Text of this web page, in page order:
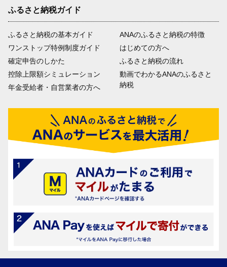
ふるさと納税ガイド
ふるさと納税の基本ガイド
ワンストップ特例制度ガイド
確定申告のしかた
控除上限額シミュレーション
年金受給者・自営業者の方へ
ANAのふるさと納税の特徴
はじめての方へ
ふるさと納税の流れ
動画でわかるANAのふるさと
納税